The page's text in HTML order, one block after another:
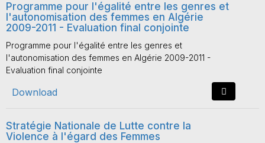
Programme pour l'égalité entre les genres et
l'autonomisation des femmes en Algérie
2009-2011 - Evaluation final conjointe
Programme pour l'égalité entre les genres et
l'autonomisation des femmes en Algérie 2009-2011 -
Evaluation final conjointe
Download
Stratégie Nationale de Lutte contre la
Violence à l'égard des Femmes